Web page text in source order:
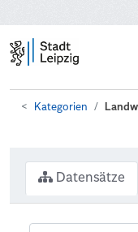
Kategorien
Datensätze